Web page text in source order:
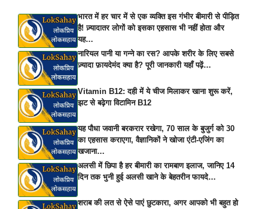
भारत में हर चार में से एक व्यक्ति इस गंभीर बीमारी से पीड़ित
है! ज़्यादातर लोगों को इसका एहसास भी नहीं होता और
यह…
नारियल पानी या गन्ने का रस? आपके शरीर के लिए सबसे
ज़्यादा फ़ायदेमंद क्या है? पूरी जानकारी यहाँ पढ़ें…
Vitamin B12: दही में ये चीज मिलाकर खाना शुरू करें,
झट से बढ़ेगा विटामिन B12
यह पौधा जवानी बरकरार रखेगा, 70 साल के बुजुर्ग को 30
का एहसास कराएगा, वैज्ञानिकों ने खोजा एंटी-एजिंग का
खजाना…
अलसी में छिपा है हर बीमारी का रामबाण इलाज, जानिए 14
दिन तक भुनी हुई अलसी खाने के बेहतरीन फायदे…
शराब की लत से ऐसे पाएं छुटकारा, अगर आपको भी बहुत हो